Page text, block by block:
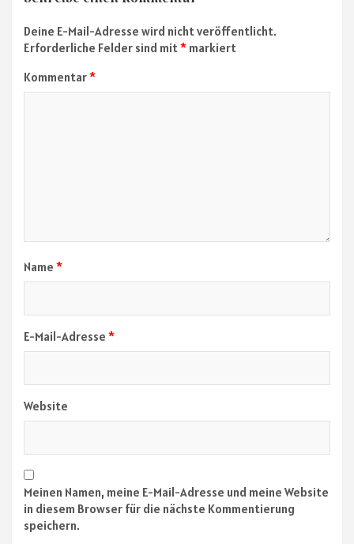
Deine E-Mail-Adresse wird nicht veröffentlicht.
Erforderliche Felder sind mit* markiert
Kommentar*
Name *
E-Mail-Adresse *
Website
Meinen Namen, meine E-Mail-Adresse und meine Website
in diesem Browser für die nächste Kommentierung
speichern.